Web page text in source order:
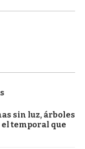
sin luz, árboles
el temporal que